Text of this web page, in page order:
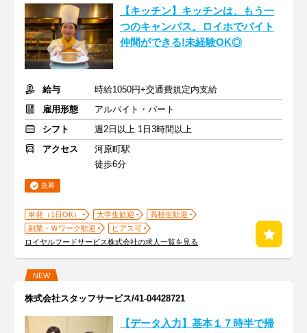
【キッチン】キッチンは、もう一
つのキャンパス。ロイホでバイト
仲間ができる!未経験OK◎
給与
時給1050円+交通費規定内支給
雇用形態
アルバイト・パート
シフト
週2日以上 1日3時間以上
アクセス
河原町駅
徒歩6分
急募
単発（1日OK） 大学生歓迎
高校生歓迎
副業・Ｗワーク歓迎
ピアス可
ロイヤルフードサービス株式会社の求人一覧を見る
NEW
株式会社スタッフサービス/41-04428721
【データ入力】基本１７時半で帰